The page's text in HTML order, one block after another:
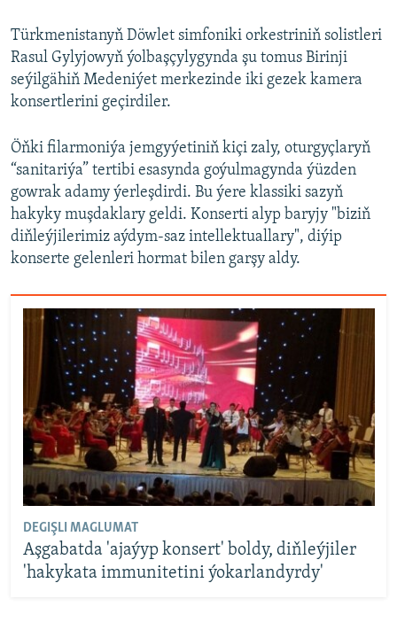
Türkmenistanyň Döwlet simfoniki orkestriniň solistleri
Rasul Gylyjowyň ýolbaşçylygynda şu tomus Birinji
seýilgähiň Medeniýet merkezinde iki gezek kamera
konsertlerini geçirdiler.
Öňki filarmoniýa jemgyýetiniň kiçi zaly, oturgyçlaryň
“sanitariýa” tertibi esasynda goýulmagynda ýüzden
gowrak adamy ýerleşdirdi. Bu ýere klassiki sazyň
hakyky muşdaklary geldi. Konserti alyp baryjy "biziň
diňleýjilerimiz aýdym-saz intellektuallary", diýip
konserte gelenleri hormat bilen garşy aldy.
DEGIŞLI MAGLUMAT
Aşgabatda 'ajaýyp konsert' boldy, diňleýjiler
'hakykata immunitetini ýokarlandyrdy'